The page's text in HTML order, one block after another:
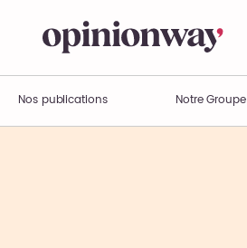
Nos publications Notre Groupe